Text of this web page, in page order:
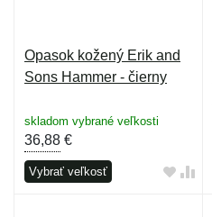
Opasok kožený Erik and
Sons Hammer - čierny
skladom vybrané veľkosti
36,88 €
Vybrať veľkosť